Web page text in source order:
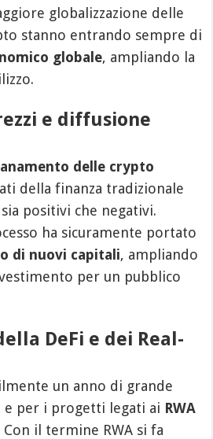
globalizzazione delle
stanno entrando sempre di
globale, ampliando la
e diffusione
delle crypto
della finanza tradizionale
positivi che negativi.
ha sicuramente portato
di nuovi capitali, ampliando
per un pubblico
DeFi e dei Real-
un anno di grande
e per i progetti legati ai RWA
Con il termine RWA si fa